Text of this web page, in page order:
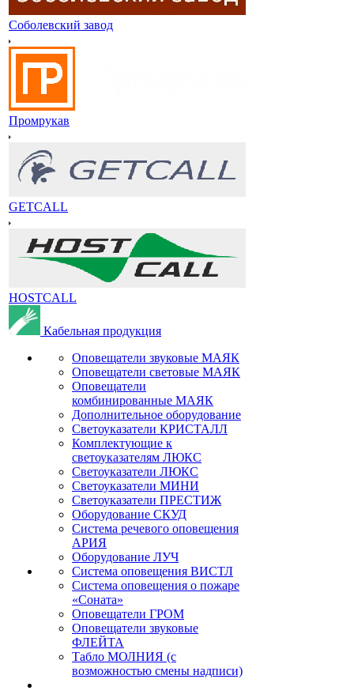
Соболевский завод
Промрукав
GETCALL
HOSTCALL
Кабельная продукция
Оповещатели звуковые МАЯК
Оповещатели световые МАЯК
Оповещатели
комбинированные МАЯК
Дополнительное оборудование
Светоуказатели КРИСТАЛЛ
Комплектующие к
светоуказателям ЛЮКС
Светоуказатели ЛЮКС
Светоуказатели МИНИ
Светоуказатели ПРЕСТИЖ
Оборудование СКУД
Система речевого оповещения
АРИЯ
Оборудование ЛУЧ
Система оповещения ВИСТЛ
Система оповещения о пожаре
«Соната»
Оповещатели ГРОМ
Оповещатели звуковые
ФЛЕЙТА
Табло МОЛНИЯ (с
возможностью смены надписи)